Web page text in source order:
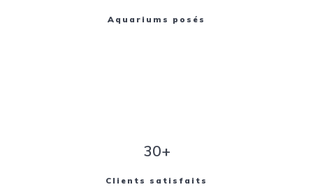
Aquariums posés
30+
Clients satisfaits